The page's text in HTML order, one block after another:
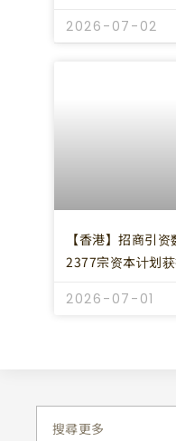
2026-07-02
【香港】招商引
2377宗资本计划
2026-07-01